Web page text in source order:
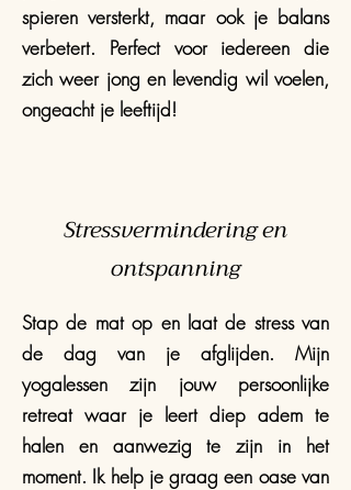
spieren versterkt, maar ook je balans
verbetert. Perfect voor iedereen die
zich weer jong en levendig wil voelen,
ongeacht je leeftijd!
Stressvermindering en
ontspanning
Stap de mat op en laat de stress van
de dag van je afglijden. Mijn
yogalessen zijn jouw persoonlijke
retreat waar je leert diep adem te
halen en aanwezig te zijn in het
moment. Ik help je graag een oase van